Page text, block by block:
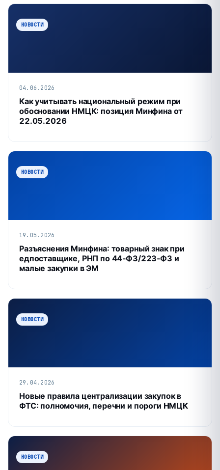
НОВОСТИ
04.06.2026
Как учитывать национальный режим при
обосновании НМЦК: позиция Минфина от
22.05.2026
НОВОСТИ
19.05.2026
Разъяснения Минфина: товарный знак при
едпоставщике, РНП по 44‑ФЗ/223‑ФЗ и
малые закупки в ЭМ
НОВОСТИ
29.04.2026
Новые правила централизации закупок в
ФТС: полномочия, перечни и пороги НМЦК
НОВОСТИ